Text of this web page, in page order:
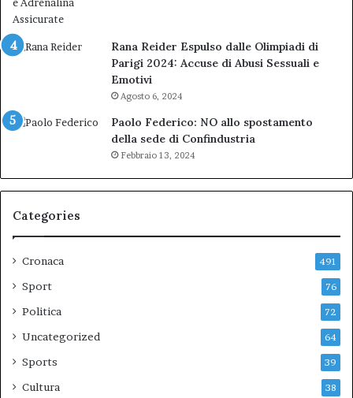
Rana Reider Espulso dalle Olimpiadi di
Parigi 2024: Accuse di Abusi Sessuali e
Emotivi
Agosto 6, 2024
Paolo Federico: NO allo spostamento
della sede di Confindustria
Febbraio 13, 2024
Categories
Cronaca 491
Sport 76
Politica 72
Uncategorized 64
Sports 39
Cultura 38